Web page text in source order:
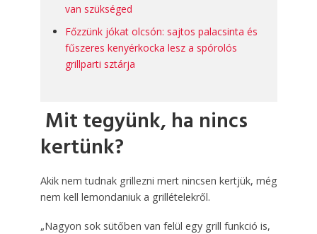
van szükséged
Főzzünk jókat olcsón: sajtos palacsinta és
fűszeres kenyérkocka lesz a spórolós
grillparti sztárja
Mit tegyünk, ha nincs
kertünk?
Akik nem tudnak grillezni mert nincsen kertjük, még
nem kell lemondaniuk a grillételekről.
„Nagyon sok sütőben van felül egy grill funkció is,